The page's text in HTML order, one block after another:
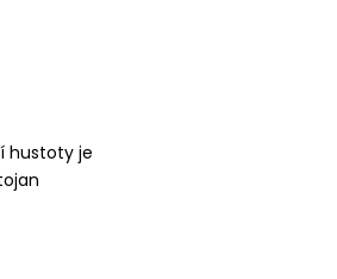
hustoty je